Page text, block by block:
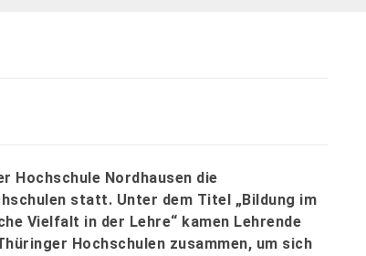
Hochschule Nordhausen die
statt. Unter dem Titel „Bildung im
Vielfalt in der Lehre“ kamen Lehrende
Hochschulen zusammen, um sich